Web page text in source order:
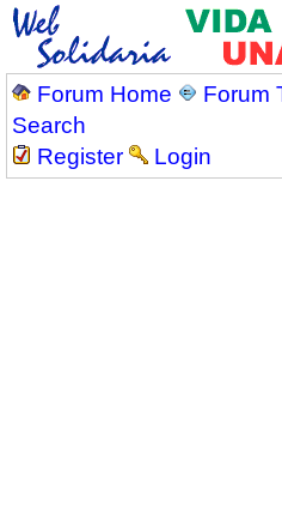
Forum Home Forum
Search
Register
Login